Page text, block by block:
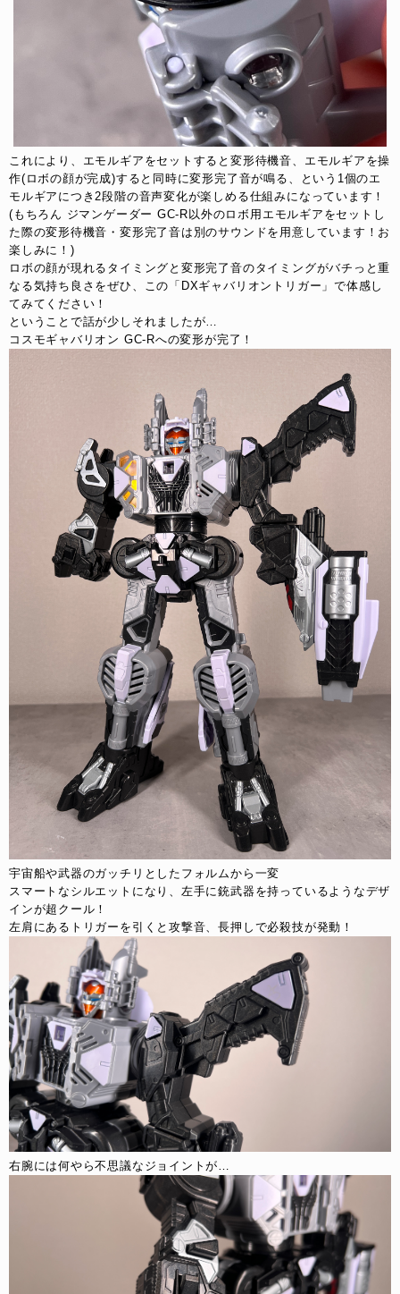
これにより、エモルギアをセットすると変形待機音、エモルギアを操
作(ロボの顔が完成)すると同時に変形完了音が鳴る、という1個のエ
モルギアにつき2段階の音声変化が楽しめる仕組みになっています！
(もちろん ジマンゲーダー GC-R以外のロボ用エモルギアをセットし
た際の変形待機音・変形完了音は別のサウンドを用意しています！お
楽しみに！)
ロボの顔が現れるタイミングと変形完了音のタイミングがバチっと重
なる気持ち良さをぜひ、この「DXギャバリオントリガー」で体感し
てみてください！
ということで話が少しそれましたが…
コスモギャバリオン GC-Rへの変形が完了！
宇宙船や武器のガッチリとしたフォルムから一変
スマートなシルエットになり、左手に銃武器を持っているようなデザ
インが超クール！
左肩にあるトリガーを引くと攻撃音、長押しで必殺技が発動！
右腕には何やら不思議なジョイントが…